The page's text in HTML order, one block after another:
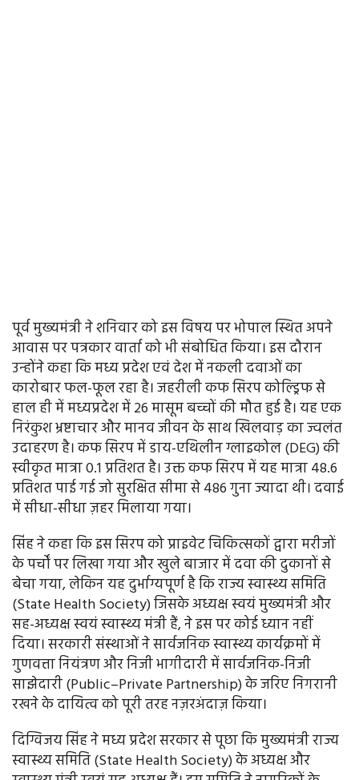
पूर्व मुख्यमंत्री ने शनिवार को इस विषय पर भोपाल स्थित अपने
आवास पर पत्रकार वार्ता को भी संबोधित किया। इस दौरान
उन्होंने कहा कि मध्य प्रदेश एवं देश में नकली दवाओं का
कारोबार फल-फूल रहा है। जहरीली कफ सिरप कोल्ड्रिफ से
हाल ही में मध्यप्रदेश में 26 मासूम बच्चों की मौत हुई है। यह एक
निरंकुश भ्रष्टाचार और मानव जीवन के साथ खिलवाड़ का ज्वलंत
उदाहरण है। कफ सिरप में डाय-एथिलीन ग्लाइकोल (DEG) की
स्वीकृत मात्रा 0.1 प्रतिशत है। उक्त कफ सिरप में यह मात्रा 48.6
प्रतिशत पाई गई जो सुरक्षित सीमा से 486 गुना ज्यादा थी। दवाई
में सीधा-सीधा ज़हर मिलाया गया।
सिंह ने कहा कि इस सिरप को प्राइवेट चिकित्सकों द्वारा मरीजों
के पर्चों पर लिखा गया और खुले बाजार में दवा की दुकानों से
बेचा गया, लेकिन यह दुर्भाग्यपूर्ण है कि राज्य स्वास्थ्य समिति
(State Health Society) जिसके अध्यक्ष स्वयं मुख्यमंत्री और
सह-अध्यक्ष स्वयं स्वास्थ्य मंत्री हैं, ने इस पर कोई ध्यान नहीं
दिया। सरकारी संस्थाओं ने सार्वजनिक स्वास्थ्य कार्यक्रमों में
गुणवत्ता नियंत्रण और निजी भागीदारी में सार्वजनिक-निजी
साझेदारी (Public–Private Partnership) के जरिए निगरानी
रखने के दायित्व को पूरी तरह नज़रअंदाज़ किया।
दिग्विजय सिंह ने मध्य प्रदेश सरकार से पूछा कि मुख्यमंत्री राज्य
स्वास्थ्य समिति (State Health Society) के अध्यक्ष और